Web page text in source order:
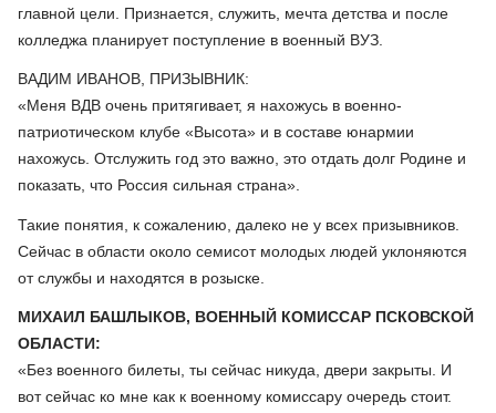
главной цели. Признается, служить, мечта детства и после
колледжа планирует поступление в военный ВУЗ.
ВАДИМ ИВАНОВ, ПРИЗЫВНИК:
«Меня ВДВ очень притягивает, я нахожусь в военно-
патриотическом клубе «Высота» и в составе юнармии
нахожусь. Отслужить год это важно, это отдать долг Родине и
показать, что Россия сильная страна».
Такие понятия, к сожалению, далеко не у всех призывников.
Сейчас в области около семисот молодых людей уклоняются
от службы и находятся в розыске.
МИХАИЛ БАШЛЫКОВ, ВОЕННЫЙ КОМИССАР ПСКОВСКОЙ
ОБЛАСТИ:
«Без военного билеты, ты сейчас никуда, двери закрыты. И
вот сейчас ко мне как к военному комиссару очередь стоит.